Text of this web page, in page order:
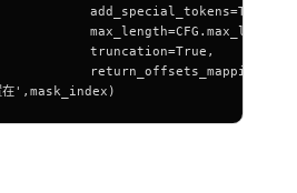
add_special_tokens=True,
max_length=CFG.max_len,
truncation=True,
',mask_index)